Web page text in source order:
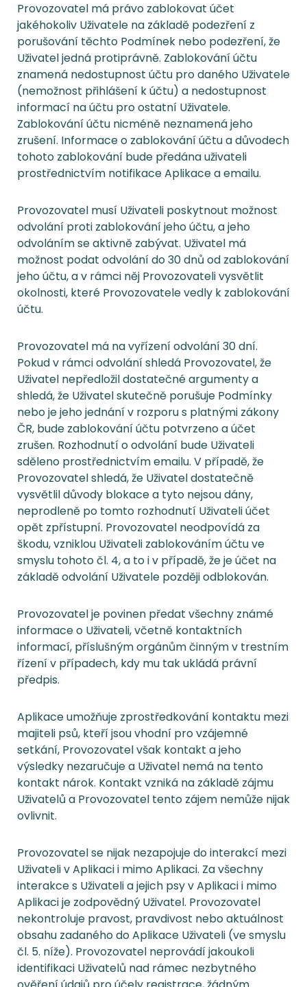
Provozovatel má právo zablokovat účet
jakéhokoliv Uživatele na základě podezření z
porušování těchto Podmínek nebo podezření, že
Uživatel jedná protiprávně. Zablokování účtu
znamená nedostupnost účtu pro daného Uživatele
(nemožnost přihlášení k účtu) a nedostupnost
informací na účtu pro ostatní Uživatele.
Zablokování účtu nicméně neznamená jeho
zrušení. Informace o zablokování účtu a důvodech
tohoto zablokování bude předána uživateli
prostřednictvím notifikace Aplikace a emailu.
Provozovatel musí Uživateli poskytnout možnost
odvolání proti zablokování jeho účtu, a jeho
odvoláním se aktivně zabývat. Uživatel má
možnost podat odvolání do 30 dnů od zablokování
jeho účtu, a v rámci něj Provozovateli vysvětlit
okolnosti, které Provozovatele vedly k zablokování
účtu.
Provozovatel má na vyřízení odvolání 30 dní.
Pokud v rámci odvolání shledá Provozovatel, že
Uživatel nepředložil dostatečné argumenty a
shledá, že Uživatel skutečně porušuje Podmínky
nebo je jeho jednání v rozporu s platnými zákony
ČR, bude zablokování účtu potvrzeno a účet
zrušen. Rozhodnutí o odvolání bude Uživateli
sděleno prostřednictvím emailu. V případě, že
Provozovatel shledá, že Uživatel dostatečně
vysvětlil důvody blokace a tyto nejsou dány,
neprodleně po tomto rozhodnutí Uživateli účet
opět zpřístupní. Provozovatel neodpovídá za
škodu, vzniklou Uživateli zablokováním účtu ve
smyslu tohoto čl. 4, a to i v případě, že je účet na
základě odvolání Uživatele později odblokován.
Provozovatel je povinen předat všechny známé
informace o Uživateli, včetně kontaktních
informací, příslušným orgánům činným v trestním
řízení v případech, kdy mu tak ukládá právní
předpis.
Aplikace umožňuje zprostředkování kontaktu mezi
majiteli psů, kteří jsou vhodní pro vzájemné
setkání, Provozovatel však kontakt a jeho
výsledky nezaručuje a Uživatel nemá na tento
kontakt nárok. Kontakt vzniká na základě zájmu
Uživatelů a Provozovatel tento zájem nemůže nijak
ovlivnit.
Provozovatel se nijak nezapojuje do interakcí mezi
Uživateli v Aplikaci i mimo Aplikaci. Za všechny
interakce s Uživateli a jejich psy v Aplikaci i mimo
Aplikaci je zodpovědný Uživatel. Provozovatel
nekontroluje pravost, pravdivost nebo aktuálnost
obsahu zadaného do Aplikace Uživateli (ve smyslu
čl. 5. níže). Provozovatel neprovádí jakoukoli
identifikaci Uživatelů nad rámec nezbytného